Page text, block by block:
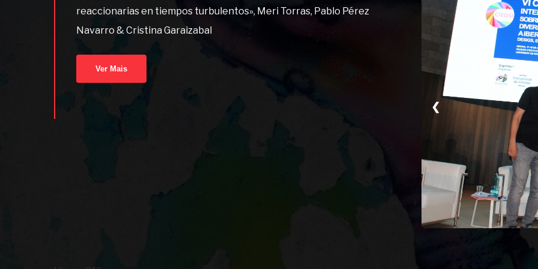
reaccionarias en tiempos turbulentos», Meri Torras, Pablo Pérez
Navarro & Cristina Garaizabal
Ver Mais
❮